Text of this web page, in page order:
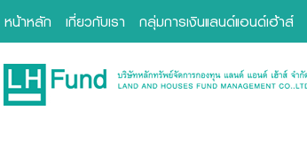
หน้าหลัก เกี่ยวกับเรา กลุ่มการเงินแลนด์แอนด์เฮ้าส์